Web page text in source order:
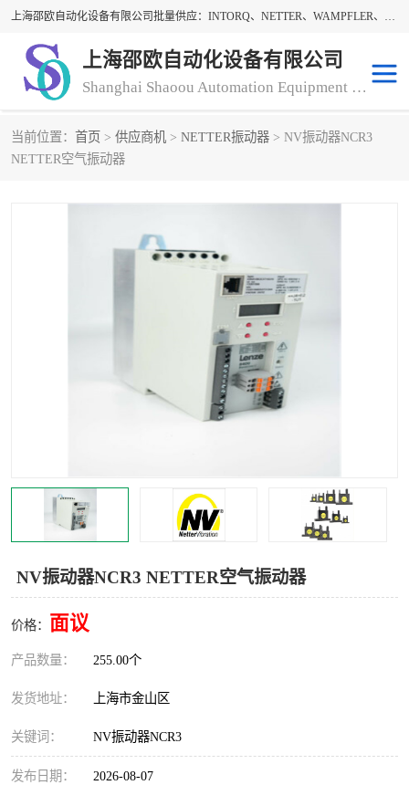
上海邵欧自动化设备有限公司批量供应：INTORQ、NETTER、WAMPFLER、WARNER、WICHITA、三菱离合器、warner离合器、NETTER振动器、WAMPFLER滑触线。上海邵欧自动化设备有限公司提供创新技术与产品解决方案，让客户享有高性价比，优质的产品和服务，我们坚持以持续技术和服务创新为客户不断创造价值。欢迎来电咨询！
上海邵欧自动化设备有限公司
Shanghai Shaoou Automation Equipment Co., Ltd
当前位置： 首页 > 供应商机 > NETTER振动器 > NV振动器NCR3
NETTER空气振动器
NV振动器NCR3 NETTER空气振动器
价格： 面议
产品数量： 255.00个
发货地址： 上海市金山区
关键词： NV振动器NCR3
发布日期： 2026-08-07
warner离合器
NETTER振动器 minarik
DAYTON
carlson制动器
CLEVELAND
STEARNS制动器
WICHITA Cleveland 张力控制器
Warner Linear